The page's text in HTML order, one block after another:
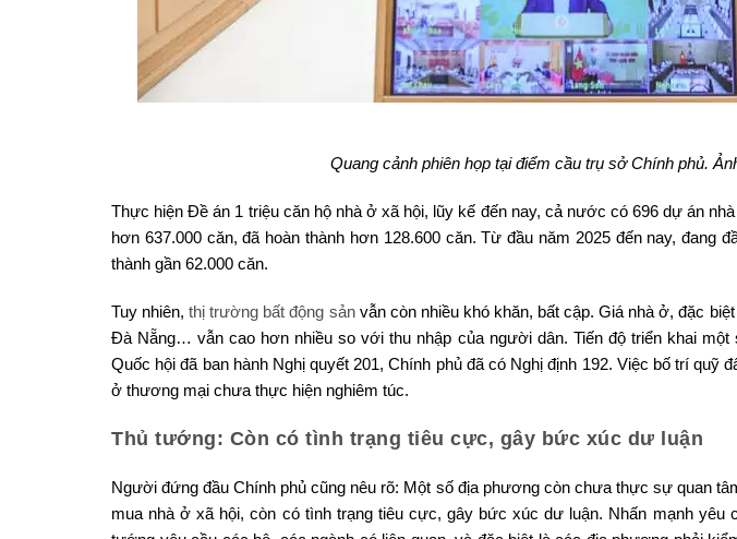
Quang cảnh phiên họp tại điểm cầu trụ sở Chính phủ.
Thực hiện Đề án 1 triệu căn hộ nhà ở xã hội, lũy kế đến nay, cả nước có 696 dự án
hơn 637.000 căn, đã hoàn thành hơn 128.600 căn. Từ đầu năm 2025 đến nay, đang
thành gần 62.000 căn.
Tuy nhiên,thị trường bất động sảnvẫn còn nhiều khó khăn, bất cập. Giá nhà ở, đặc
Đà Nẵng… vẫn cao hơn nhiều so với thu nhập của người dân. Tiến độ triển khai
Quốc hội đã ban hành Nghị quyết 201, Chính phủ đã có Nghị định 192. Việc bố trí quỹ
ở thương mại chưa thực hiện nghiêm túc.
Thủ tướng: Còn có tình trạng tiêu cực, gây bức xúc dư luận
Người đứng đầu Chính phủ cũng nêu rõ: Một số địa phương còn chưa thực sự quan
mua nhà ở xã hội, còn có tình trạng tiêu cực, gây bức xúc dư luận. Nhấn mạnh yêu